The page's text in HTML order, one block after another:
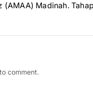
(AMAA) Madinah.
comment.